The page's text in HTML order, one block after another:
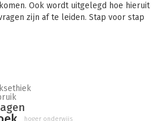
Ook wordt uitgelegd hoe hieruit
zijn af te leiden. Stap voor stap
jouw onderzoekskwestie, welke
stellen en waar zijn jouw
De opdrachten en de checklist aan
hoger onderwijs